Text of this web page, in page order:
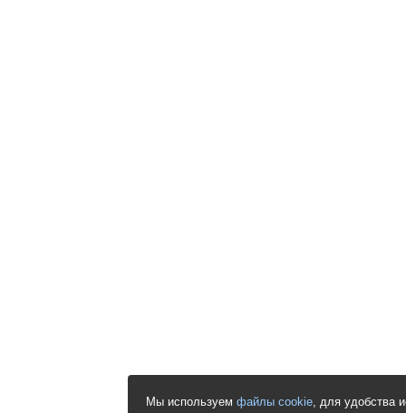
Мы используем файлы cookie, для удобства